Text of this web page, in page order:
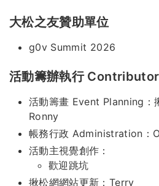
大松之友贊助單位
g0v Summit 2026
活動籌辦執行
活動籌畫 Event Planning：
Ronny
帳務行政 Administration：
活動主視覺創作：
歡迎跳坑
揪松網網站更新：Terry